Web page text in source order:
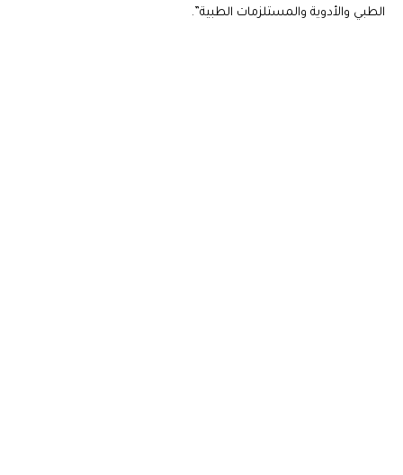
الطبي والأدوية والمستلزمات الطبية”.